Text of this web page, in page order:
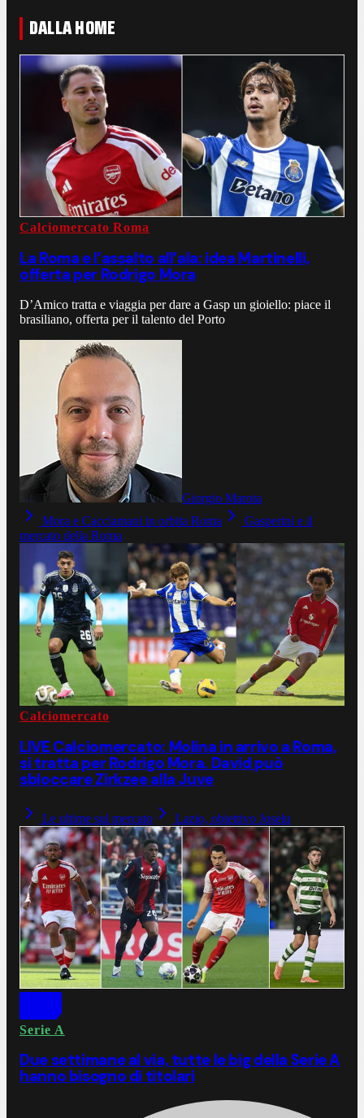
DALLA HOME
Calciomercato Roma
La Roma e l’assalto all’ala: idea Martinelli,
offerta per Rodrigo Mora
D’Amico tratta e viaggia per dare a Gasp un gioiello: piace il
brasiliano, offerta per il talento del Porto
Giorgio Marota
Mora e Cacciamani in orbita Roma
Gasperini e il
mercato della Roma
Calciomercato
LIVE Calciomercato: Molina in arrivo a Roma,
si tratta per Rodrigo Mora. David può
sbloccare Zirkzee alla Juve
Le ultime sul mercato Lazio, obiettivo Joselu
Serie A
Due settimane al via, tutte le big della Serie A
hanno bisogno di titolari